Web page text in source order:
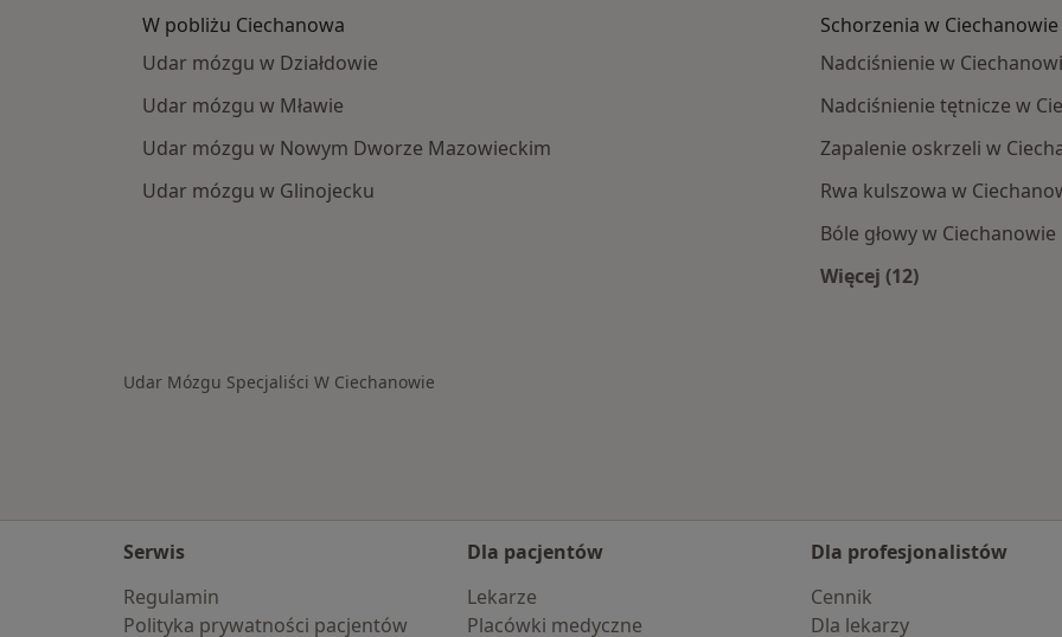
W pobliżu Ciechanowa
Udar mózgu w Działdowie
Udar mózgu w Mławie
Udar mózgu w Nowym Dworze Mazowieckim
Udar mózgu w Glinojecku
Schorzenia w Ciechanowie
Nadciśnienie w
Nadciśnienie tętnicze w
Zapalenie oskrzeli w
Rwa kulszowa w
Bóle głowy w Ciechanowie
Więcej (12)
Udar Mózgu Specjaliści W Ciechanowie
Serwis
Regulamin
Polityka prywatności pacjentów
Dla pacjentów
Lekarze
Placówki medyczne
Dla profesjonalistów
Cennik
Dla lekarzy